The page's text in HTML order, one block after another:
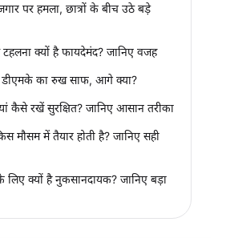
पर हमला, छात्रों के बीच उठे बड़े
क्यों है फायदेमंद? जानिए वजह
डीएमके का रुख साफ, आगे क्या?
कैसे रखें सुरक्षित? जानिए आसान तरीका
मौसम में तैयार होती है? जानिए सही
लिए क्यों है नुकसानदायक? जानिए बड़ा